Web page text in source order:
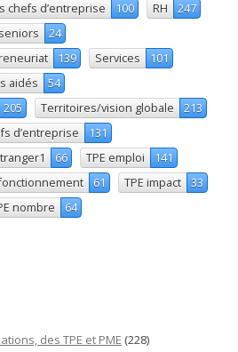
chefs d’entreprise
100 RH
247
24
139 Services
101
aidés
54
205 Territoires/vision globale
213
d’entreprise
131
66 TPE emploi
141
61 TPE impact
33
nombre 64
des TPE et PME (228)